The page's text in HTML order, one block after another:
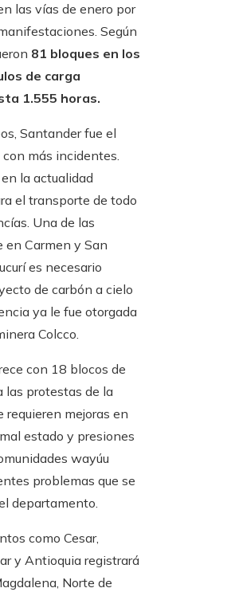
las vías de enero por
Según
81 bloques en los
de carga
1.555 horas.
Santander fue el
más incidentes.
la actualidad
el transporte de todo
Una de las
en Carmen y San
es necesario
de carbón a cielo
ya le fue otorgada
Colcco.
con 18 blocos de
las protestas de la
requieren mejoras en
estado y presiones
wayúu
problemas que se
departamento.
como Cesar,
y Antioquia registrará
Norte de